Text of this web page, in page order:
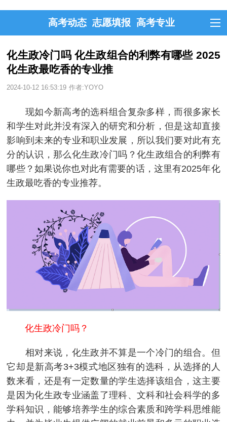
高考动态 志愿填报 高考专业
化生政冷门吗 化生政组合的利弊有哪些 2025
化生政最吃香的专业推
2024-10-12 16:53:19 作者:YOYO
现如今新高考的选科组合复杂多样，而很多家长
和学生对此并没有深入的研究和分析，但是这却直接
影响到未来的专业和职业发展，所以我们要对此有充
分的认识，那么化生政冷门吗？化生政组合的利弊有
哪些？如果说你也对此有需要的话，这里有2025年化
生政最吃香的专业推荐。
化生政冷门吗？
相对来说，化生政并不算是一个冷门的组合。但
它却是新高考3+3模式地区独有的选科，从选择的人
数来看，还是有一定数量的学生选择该组合，这主要
是因为化生政专业涵盖了理科、文科和社会科学的多
学科知识，能够培养学生的综合素质和跨学科思维能